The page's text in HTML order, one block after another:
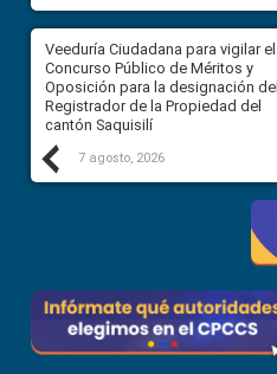
Previous
Veeduría Ciudadana para vigilar el
Concurso Público de Méritos y
Oposición para la designación del
Registrador de la Propiedad del
cantón Saquisilí
7 agosto, 2026